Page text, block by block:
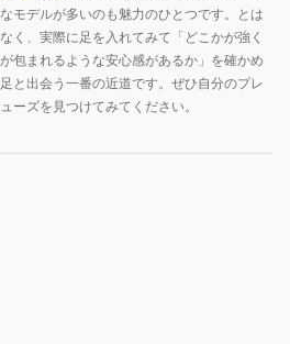
モデルが多いのも魅力のひとつです。とは
く、実際に足を入れてみて「どこかが強く
包まれるような安心感があるか」を確かめ
と出会う一番の近道です。ぜひ自分のプレ
ーズを見つけてみてください。